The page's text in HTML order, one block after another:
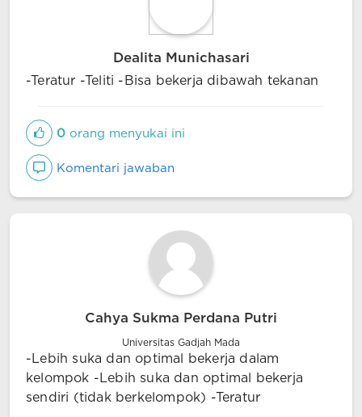
Dealita Munichasari
-Teratur -Teliti -Bisa bekerja dibawah tekanan
0 orang menyukai ini
Komentari jawaban
Cahya Sukma Perdana Putri
Universitas Gadjah Mada
-Lebih suka dan optimal bekerja dalam
kelompok -Lebih suka dan optimal bekerja
sendiri (tidak berkelompok) -Teratur